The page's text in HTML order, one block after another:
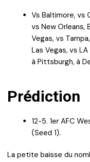
Vs Baltimore, vs
vs New Orleans,
Vegas, vs
Las Vegas, vs
à Pittsburgh, à
Prédiction
12-5. 1er AFC
(Seed 1).
La petite baisse du